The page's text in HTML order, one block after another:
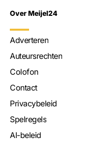
Over Meijel24
Adverteren
Auteursrechten
Colofon
Contact
Privacybeleid
Spelregels
AI-beleid